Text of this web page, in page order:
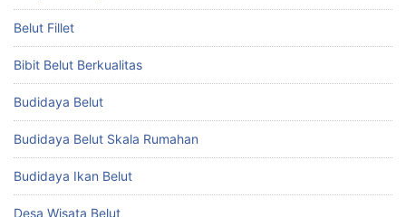
Belut Fillet
Bibit Belut Berkualitas
Budidaya Belut
Budidaya Belut Skala Rumahan
Budidaya Ikan Belut
Desa Wisata Belut